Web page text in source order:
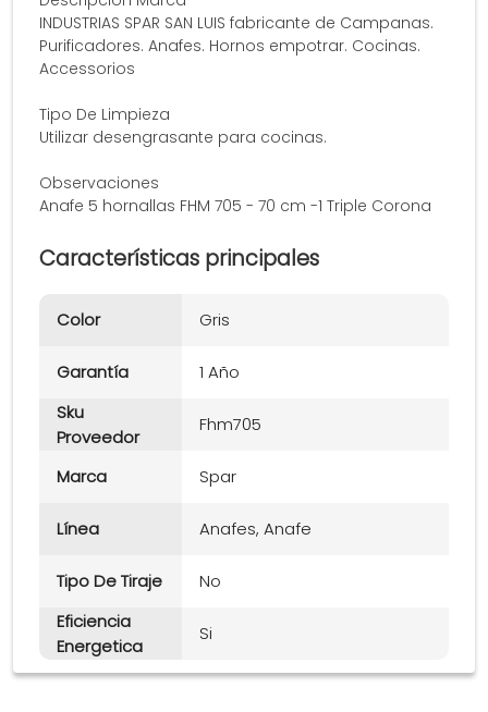
INDUSTRIAS SPAR SAN LUIS fabricante de Campanas.
Purificadores. Anafes. Hornos empotrar. Cocinas.
Accessorios
Tipo De Limpieza
Utilizar desengrasante para cocinas.
Observaciones
Anafe 5 hornallas FHM 705 - 70 cm -1 Triple Corona
Características principales
Color Gris
Garantía
1 Año
Sku
Proveedor
Fhm705
Marca Spar
Línea Anafes, Anafe
Tipo De Tiraje
No
Eficiencia
Energetica
Si